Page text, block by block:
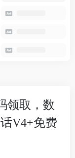
领取，数
V4+免费